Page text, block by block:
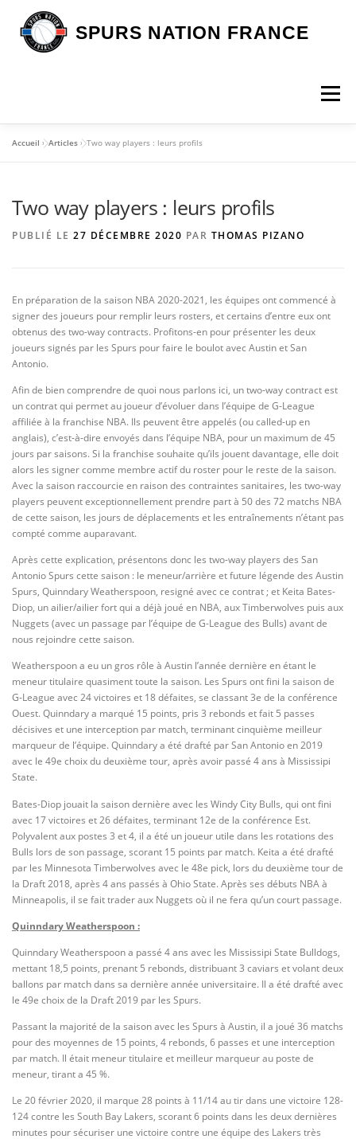
contenu
SPURS NATION FRANCE
Menu
NOS VOYAGES L’ASSOCIATION LES SPURS
Accueil »Articles »Two way players : leurs profils
Two way players : leurs profils
PUBLIÉ LE 27 DÉCEMBRE 2020 PAR THOMAS PIZANO
En préparation de la saison NBA 2020-2021, les équipes ont commencé à
signer des joueurs pour remplir leurs rosters, et certains d’entre eux ont
obtenus des two-way contracts. Profitons-en pour présenter les deux
joueurs signés par les Spurs pour faire le boulot avec Austin et San
Antonio.
Afin de bien comprendre de quoi nous parlons ici, un two-way contract est
un contrat qui permet au joueur d’évoluer dans l’équipe de G-League
affiliée à la franchise NBA. Ils peuvent être appelés (ou called-up en
anglais), c’est-à-dire envoyés dans l’équipe NBA, pour un maximum de 45
jours par saisons. Si la franchise souhaite qu’ils jouent davantage, elle doit
alors les signer comme membre actif du roster pour le reste de la saison.
Avec la saison raccourcie en raison des contraintes sanitaires, les two-way
players peuvent exceptionnellement prendre part à 50 des 72 matchs NBA
de cette saison, les jours de déplacements et les entraînements n’étant pas
compté comme auparavant.
Après cette explication, présentons donc les two-way players des San
Antonio Spurs cette saison : le meneur/arrière et future légende des Austin
Spurs, Quinndary Weatherspoon, resigné avec ce contrat ; et Keita Bates-
Diop, un ailier/ailier fort qui a déjà joué en NBA, aux Timberwolves puis aux
Nuggets (avec un passage par l’équipe de G-League des Bulls) avant de
nous rejoindre cette saison.
Weatherspoon a eu un gros rôle à Austin l’année dernière en étant le
meneur titulaire quasiment toute la saison. Les Spurs ont fini la saison de
G-League avec 24 victoires et 18 défaites, se classant 3e de la conférence
Ouest. Quinndary a marqué 15 points, pris 3 rebonds et fait 5 passes
décisives et une interception par match, terminant cinquième meilleur
marqueur de l’équipe. Quinndary a été drafté par San Antonio en 2019
avec le 49e choix du deuxième tour, après avoir passé 4 ans à Mississipi
State.
Bates-Diop jouait la saison dernière avec les Windy City Bulls, qui ont fini
avec 17 victoires et 26 défaites, terminant 12e de la conférence Est.
Polyvalent aux postes 3 et 4, il a été un joueur utile dans les rotations des
Bulls lors de son passage, scorant 15 points par match. Keita a été drafté
par les Minnesota Timberwolves avec le 48e pick, lors du deuxième tour de
la Draft 2018, après 4 ans passés à Ohio State. Après ses débuts NBA à
Minneapolis, il se fait trader aux Nuggets où il ne fera qu’un court passage.
Quinndary Weatherspoon :
Quinndary Weatherspoon a passé 4 ans avec les Mississipi State Bulldogs,
mettant 18,5 points, prenant 5 rebonds, distribuant 3 caviars et volant deux
ballons par match dans sa dernière année universitaire. Il a été drafté avec
le 49e choix de la Draft 2019 par les Spurs.
Passant la majorité de la saison avec les Spurs à Austin, il a joué 36 matchs
pour des moyennes de 15 points, 4 rebonds, 6 passes et une interception
par match. Il était meneur titulaire et meilleur marqueur au poste de
meneur, tirant a 45 %.
Le 20 février 2020, il marque 28 points à 11/14 au tir dans une victoire 128-
124 contre les South Bay Lakers, scorant 6 points dans les deux dernières
minutes pour sécuriser une victoire contre une équipe des Lakers très